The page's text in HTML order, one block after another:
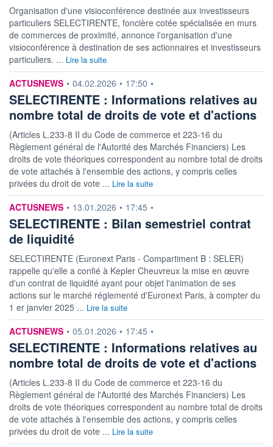
Organisation d'une visioconférence destinée aux investisseurs
particuliers SELECTIRENTE, foncière cotée spécialisée en murs
de commerces de proximité, annonce l'organisation d'une
visioconférence à destination de ses actionnaires et investisseurs
particuliers. ... Lire la suite
information fournie par
ACTUSNEWS • 04.02.2026 • 17:50 •
SELECTIRENTE : Informations relatives au
nombre total de droits de vote et d'actions
(Articles L.233-8 II du Code de commerce et 223-16 du
Règlement général de l'Autorité des Marchés Financiers) Les
droits de vote théoriques correspondent au nombre total de droits
de vote attachés à l'ensemble des actions, y compris celles
privées du droit de vote ... Lire la suite
information fournie par
ACTUSNEWS • 13.01.2026 • 17:45 •
SELECTIRENTE : Bilan semestriel contrat
de liquidité
SELECTIRENTE (Euronext Paris - Compartiment B : SELER)
rappelle qu'elle a confié à Kepler Cheuvreux la mise en œuvre
d'un contrat de liquidité ayant pour objet l'animation de ses
actions sur le marché réglementé d'Euronext Paris, à compter du
1 er janvier 2025 ... Lire la suite
information fournie par
ACTUSNEWS • 05.01.2026 • 17:45 •
SELECTIRENTE : Informations relatives au
nombre total de droits de vote et d'actions
(Articles L.233-8 II du Code de commerce et 223-16 du
Règlement général de l'Autorité des Marchés Financiers) Les
droits de vote théoriques correspondent au nombre total de droits
de vote attachés à l'ensemble des actions, y compris celles
privées du droit de vote ... Lire la suite